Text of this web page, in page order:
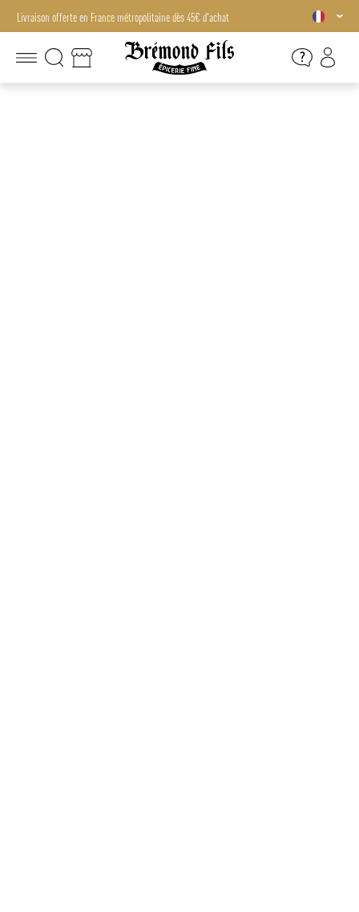
Livraison offerte en France métropolitaine dès 45€ d'achat
Livraison offerte en France métropolitaine dès 45€ d'achat